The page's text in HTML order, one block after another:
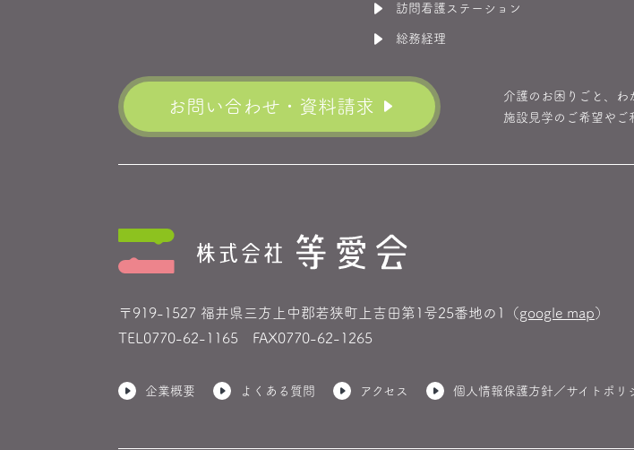
訪問看護ステーション
総務経理
お問い合わせ・資料請求
介護のお困りごと、わ
施設見学のご希望やご
〒919-1527 福井県三方上中郡若狭町 上吉田第1号25番地の1（google map）
TEL 0770-62-1165 FAX0770-62-1265
企業概要 よくある質問 アクセス 個人情報保護方針／ サイトポリ